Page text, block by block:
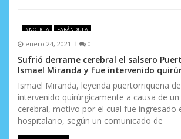
s
#NOTICIA FARÁNDULA
enero 24, 2021 0
Sufrió derrame cerebral el salsero
Ismael Miranda y fue intervenido
Ismael Miranda, leyenda puertorriqueña
intervenido quirúrgicamente a causa de
cerebral, motivo por el cual fue ingresado
hospitalario, según un comunicado de